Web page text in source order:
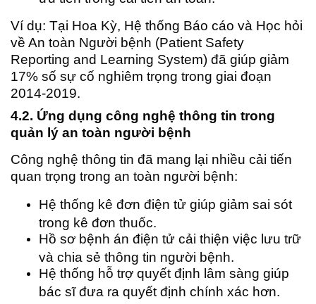
Ví dụ: Tại Hoa Kỳ, Hệ thống Báo cáo và Học hỏi
về An toàn Người bệnh (Patient Safety
Reporting and Learning System) đã giúp giảm
17% số sự cố nghiêm trọng trong giai đoạn
2014-2019.
4.2. Ứng dụng công nghệ thông tin trong
quản lý an toàn người bệnh
Công nghệ thông tin đã mang lại nhiều cải tiến
quan trọng trong an toàn người bệnh:
Hệ thống kê đơn điện tử giúp giảm sai sót
trong kê đơn thuốc.
Hồ sơ bệnh án điện tử cải thiện việc lưu trữ
và chia sẻ thông tin người bệnh.
Hệ thống hỗ trợ quyết định lâm sàng giúp
bác sĩ đưa ra quyết định chính xác hơn.